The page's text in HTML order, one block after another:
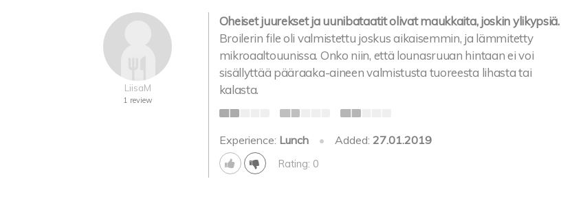
LiisaM
1 review
Oheiset juurekset ja uunibataatit olivat maukkaita, joskin ylikypsiä.
Broilerin file oli valmistettu joskus aikaisemmin, ja lämmitetty
mikroaaltouunissa. Onko niin, että lounasruuan hintaan ei voi
sisällyttää pääraaka-aineen valmistusta tuoreesta lihasta tai
kalasta.
Experience: Lunch • Added: 27.01.2019
Rating: 0